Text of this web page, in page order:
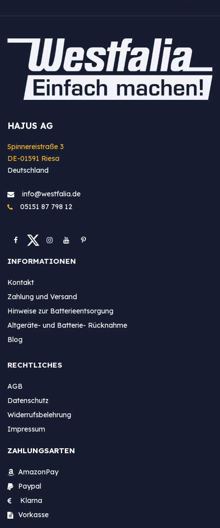
HAJUS AG
Spinnereistraße 3
DE-01591 Riesa
Deutschland
info@westfa​lia.de
05151 87 798 12
INFORMATIONEN
Kontakt
Zahlung und Versand
Hinweise zur Batterieentsorgung
Altgeräte- und Batterie- Rücknahme
Blog
RECHTLICHES
AGB
Datenschutz
Widerrufsbelehrung
Impressum
ZAHLUNGSARTEN
AmazonPay
Paypal
Klarna
Vorkasse